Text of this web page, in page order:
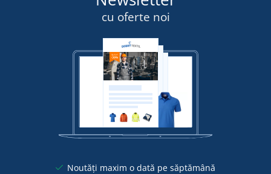
cu oferte noi
Noutăți maxim o dată pe săptămână